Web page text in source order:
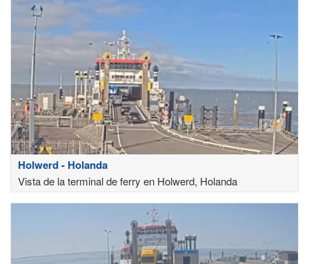
Holwerd - Holanda
Vista de la terminal de ferry en Holwerd, Holanda